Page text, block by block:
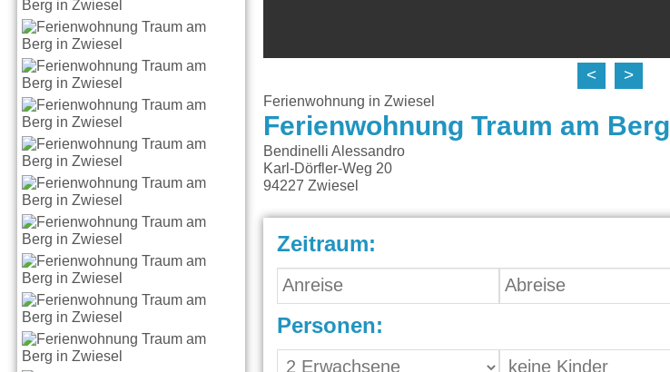
< >
Ferienwohnung in Zwiesel
Ferienwohnung Traum am Berg
Bendinelli Alessandro
Karl-Dörfler-Weg 20
94227 Zwiesel
Zeitraum:
Personen: